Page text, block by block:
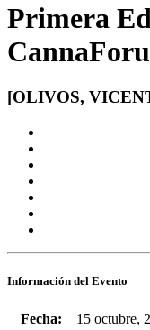
Primera
[OLIVOS,
Información del Evento
Fecha:
15 octubre,